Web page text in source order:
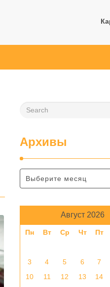
Архивы
Август 2026
Пн Вт Ср Чт Пт
3
4 5 6 7
10
11 12 13 14